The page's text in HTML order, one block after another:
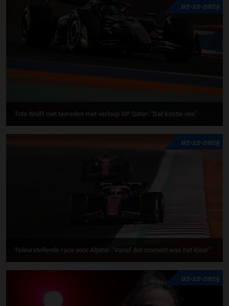
02-12-2025
Toto Wolff niet tevreden met verloop GP Qatar: "Dat kostte ons"
02-12-2025
Teleurstellende race voor Alpine: “Vanaf dat moment was het klaar”
02-12-2025